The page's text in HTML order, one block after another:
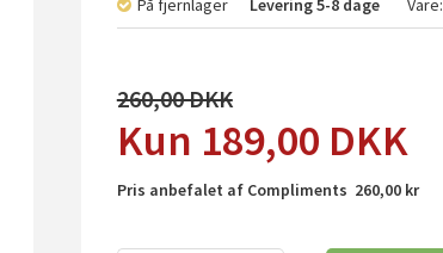
På fjernlager Levering5-8 dage Vare:
260,00
189,00 DKK
Pris anbefalet af Compliments 260,00 kr